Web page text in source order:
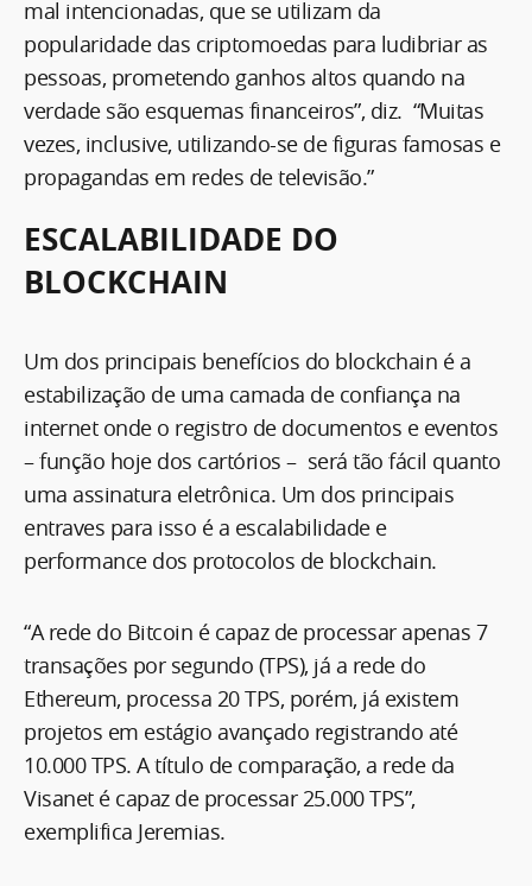
mal intencionadas, que se utilizam da
popularidade das criptomoedas para ludibriar as
pessoas, prometendo ganhos altos quando na
verdade são esquemas financeiros”, diz. “Muitas
vezes, inclusive, utilizando-se de figuras famosas e
propagandas em redes de televisão.”
ESCALABILIDADE DO
BLOCKCHAIN
Um dos principais benefícios do blockchain é a
estabilização de uma camada de confiança na
internet onde o registro de documentos e eventos
– função hoje dos cartórios – será tão fácil quanto
uma assinatura eletrônica. Um dos principais
entraves para isso é a escalabilidade e
performance dos protocolos de blockchain.
“A rede do Bitcoin é capaz de processar apenas 7
transações por segundo (TPS), já a rede do
Ethereum, processa 20 TPS, porém, já existem
projetos em estágio avançado registrando até
10.000 TPS. A título de comparação, a rede da
Visanet é capaz de processar 25.000 TPS”,
exemplifica Jeremias.